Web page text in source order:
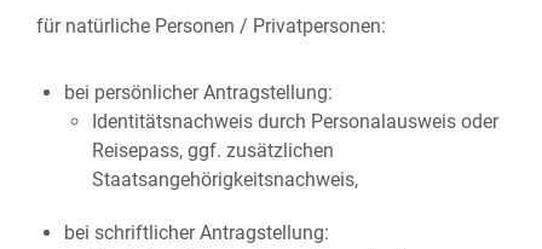
für natürliche Personen / Privatpersonen:
bei persönlicher Antragstellung:
Identitätsnachweis durch Personalausweis oder
Reisepass, ggf. zusätzlichen
Staatsangehörigkeitsnachweis,
bei schriftlicher Antragstellung: